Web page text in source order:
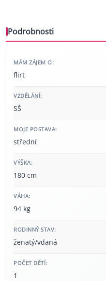
Podrobnosti
MÁM ZÁJEM O:
flirt
VZDĚLÁNÍ:
SŠ
MOJE POSTAVA:
střední
VÝŠKA:
180 cm
VÁHA:
94 kg
RODINNÝ STAV:
ženatý/vdaná
POČET DĚTÍ:
1